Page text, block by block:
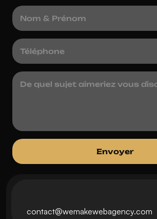
contact@wemakewebagency.com